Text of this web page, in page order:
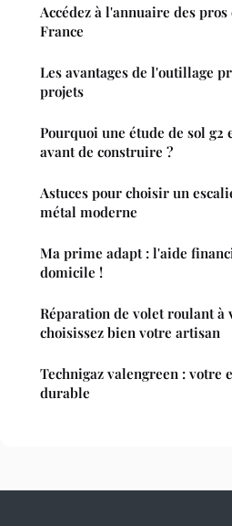
Accédez à l'annuaire des
France
Les avantages de l'outillage
projets
Pourquoi une étude de sol g2
avant de construire ?
Astuces pour choisir un
métal moderne
Ma prime adapt : l'aide
domicile !
Réparation de volet roulant à
choisissez bien votre artisan
Technigaz valengreen : votre
durable